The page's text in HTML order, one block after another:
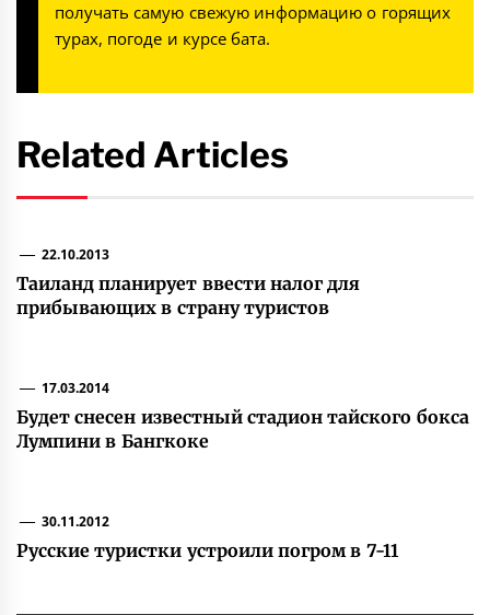
получать самую свежую информацию о горящих
турах, погоде и курсе бата.
Related Articles
22.10.2013
Таиланд планирует ввести налог для
прибывающих в страну туристов
17.03.2014
Будет снесен известный стадион тайского бокса
Лумпини в Бангкоке
30.11.2012
Русские туристки устроили погром в 7-11